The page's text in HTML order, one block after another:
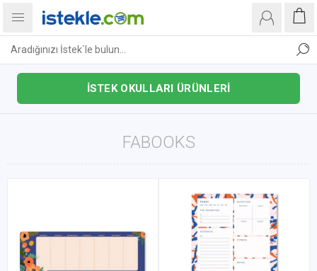
İSTEK OKULLARI ÜRÜNLERİ
FABOOKS